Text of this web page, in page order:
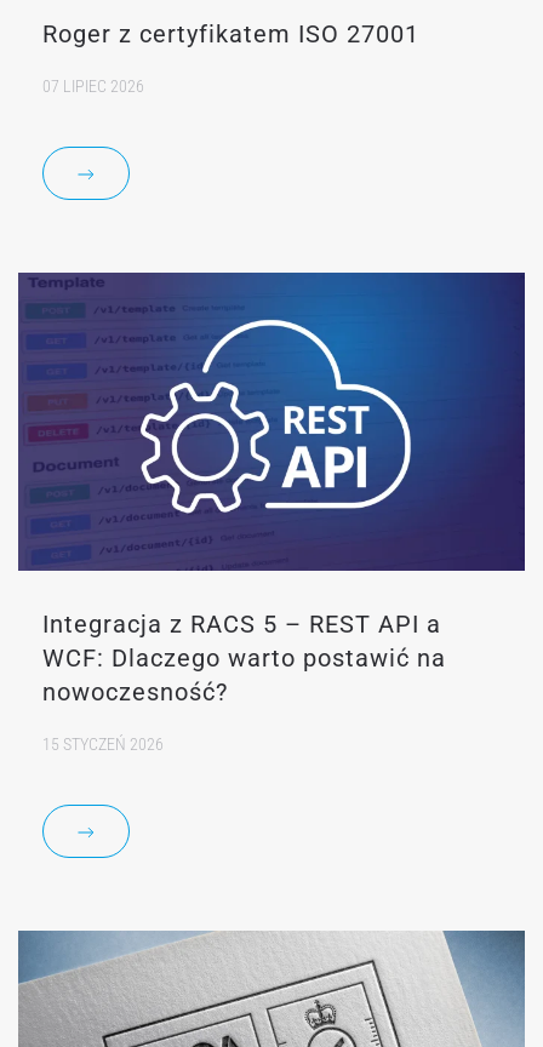
Roger z certyfikatem ISO 27001
07 LIPIEC 2026
Integracja z RACS 5 – REST API a
WCF: Dlaczego warto postawić na
nowoczesność?
15 STYCZEŃ 2026